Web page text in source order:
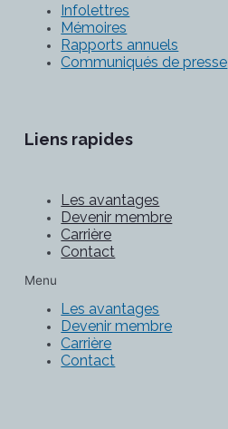
Infolettres
Mémoires
Rapports annuels
Communiqués de presse
Liens rapides
Les avantages
Devenir membre
Carrière
Contact
Menu
Les avantages
Devenir membre
Carrière
Contact